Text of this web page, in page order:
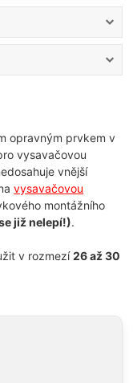
opravným prvkem v
vysavačovou
vnější
vysavačovou
montážního
již nelepí!).
v rozmezí26 až 30